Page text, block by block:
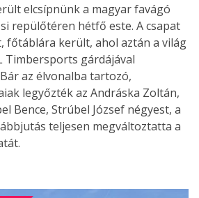
elcsípnünk a magyar favágó
repülőtéren hétfő este. A csapat
főtáblára került, ahol aztán a világ
Timbersports gárdájával
az élvonalba tartozó,
legyőzték az Andráska Zoltán,
Bence, Strúbel József négyest, a
teljesen megváltoztatta a